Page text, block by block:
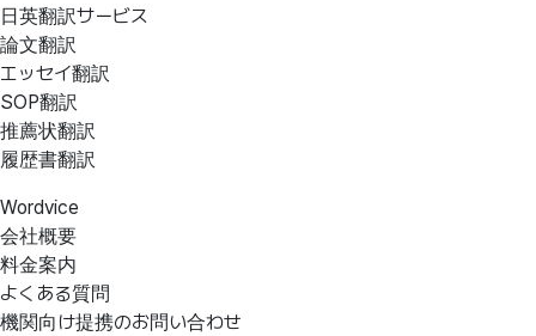
日英翻訳サービス
論文翻訳
エッセイ翻訳
SOP翻訳
推薦状翻訳
履歴書翻訳
Wordvice
会社概要
料金案内
よくある質問
機関向け提携のお問い合わせ